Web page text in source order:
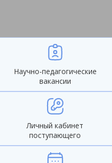
Научно-педагогические
вакансии
Личный кабинет
поступающего